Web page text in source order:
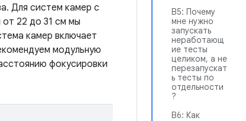
В5: Почему
мне нужно
запускать
неработающ
ие тесты
целиком, а не
перезапускат
ь тесты по
отдельности
?
В6: Как
Для систем камер с
22 до 31 см мы
камер включает
модульную
фокусировки